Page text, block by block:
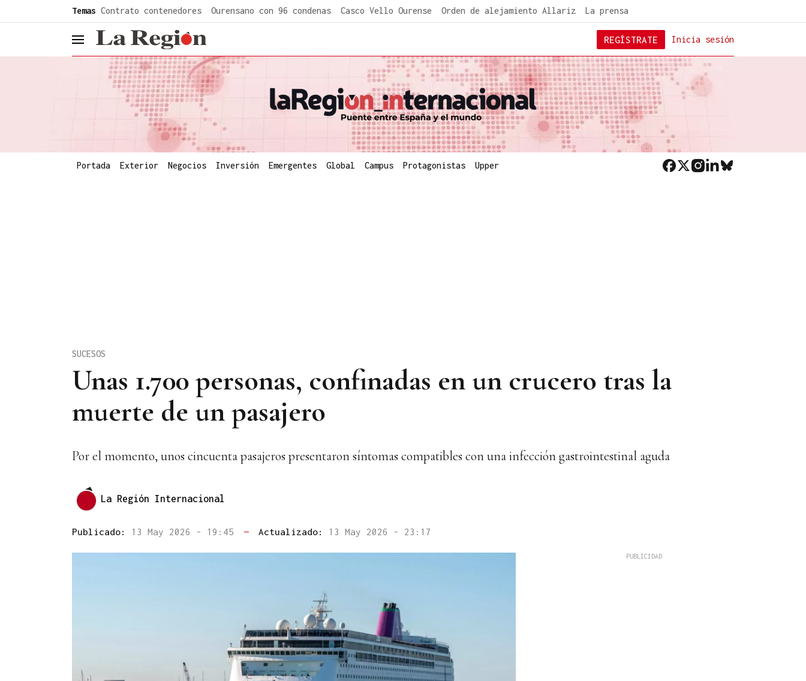
Temas Contrato contenedores Ourensano con 96 condenas Casco Vello Ourense Orden de alejamiento Allariz La prensa
header.menu.open Inicia sesión
REGÍSTRATE
Portada Exterior Negocios Inversión Emergentes Global Campus Protagonistas Upper
Unas 1.700 personas, confinadas en un crucero tras la
muerte de un pasajero
SUCESOS
Por el momento, unos cincuenta pasajeros presentaron síntomas compatibles con una infección gastrointestinal aguda
La Región Internacional
Publicado: 13 May 2026 - 19:45 — Actualizado: 13 May 2026 - 23:17